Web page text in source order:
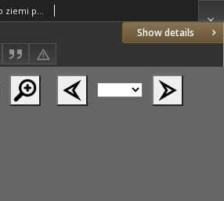
Show details
Gazeta Wągrowiecka: pismo ziemi pałuckiej 1931.08.08 R.11 Nr181